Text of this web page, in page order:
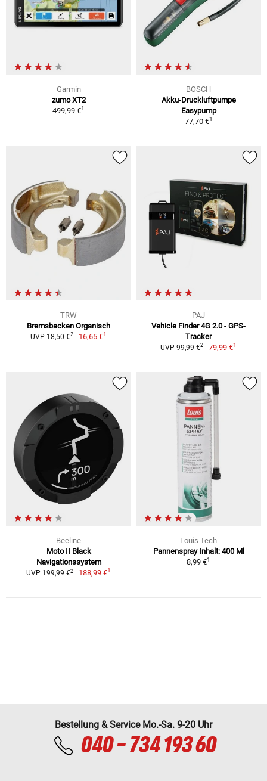
Garmin
zumo XT2
499,99 €1
BOSCH
Akku-Druckluftpumpe
Easypump
77,70 €1
TRW
Bremsbacken Organisch
UVP 18,50 €2 16,65 €1
PAJ
Vehicle Finder 4G 2.0 - GPS-
Tracker
UVP 99,99 €2 79,99 €1
Beeline
Moto II Black
Navigationssystem
UVP 199,99 €2 188,99 €1
Louis Tech
Pannenspray Inhalt: 400 Ml
8,99 €1
Bestellung & Service Mo.-Sa. 9-20 Uhr
040 - 734 193 60